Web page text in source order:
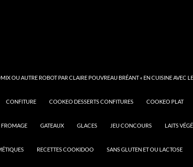
OU AUTRE ROBOT PAR CLAIRE POUVREAU BRÉANT « EN CUISINE AVEC
CONFITURE COOKEO DESSERTS CONFITURES COOKEO PLAT
FROMAGE GATEAUX GLACES JEU CONCOURS LAITS
RECETTES COOKIDOO SANS GLUTEN ET OU LACTOSE